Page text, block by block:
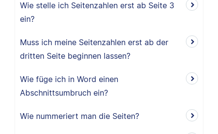
Wie stelle ich Seitenzahlen erst ab Seite 3
ein?
Muss ich meine Seitenzahlen erst ab der
dritten Seite beginnen lassen?
Wie füge ich in Word einen
Abschnittsumbruch ein?
Wie nummeriert man die Seiten?